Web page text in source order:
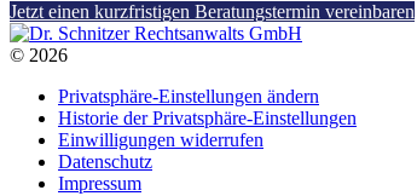
Jetzt einen kurzfristigen Beratungstermin vereinbaren
© 2026
Privatsphäre-Einstellungen ändern
Historie der Privatsphäre-Einstellungen
Einwilligungen widerrufen
Datenschutz
Impressum